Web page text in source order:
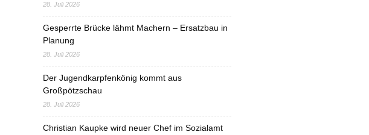
28. Juli 2026
Gesperrte Brücke lähmt Machern – Ersatzbau in
Planung
28. Juli 2026
Der Jugendkarpfenkönig kommt aus
Großpötzschau
28. Juli 2026
Christian Kaupke wird neuer Chef im Sozialamt